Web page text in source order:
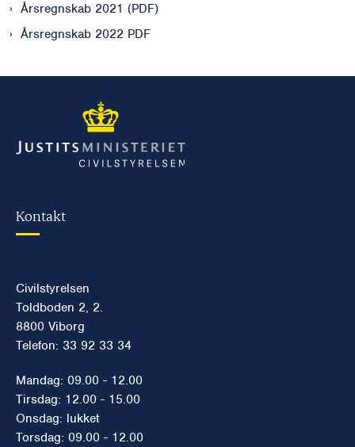
Årsregnskab 2021 (PDF)
Årsregnskab 2022 PDF
Kontakt
Civilstyrelsen
Toldboden 2, 2.
8800 Viborg
Telefon: 33 92 33 34
Mandag: 09.00 - 12.00
Tirsdag: 12.00 - 15.00
Onsdag: lukket
Torsdag: 09.00 - 12.00